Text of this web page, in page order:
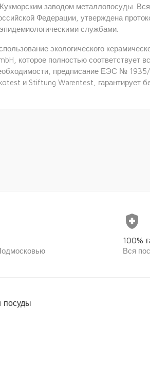
Кукморским заводом металлопосуды .
Федерации, утверждена
службами.
экологического
, которое полностью соответствует
предписание ЕЭС №
и Stiftung Warentest, гарантирует
health_and_safety
100%
Вся
посуды